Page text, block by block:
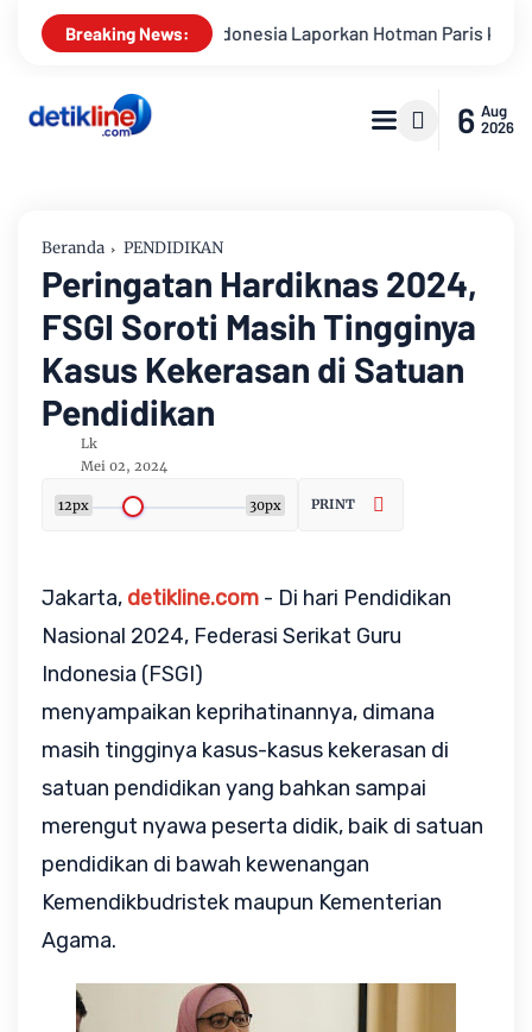
Breaking News:
Laporkan Hotman Paris ke Polda Metro Jaya Terkait
6 Aug
2026
Beranda PENDIDIKAN
Peringatan Hardiknas 2024,
FSGI Soroti Masih Tingginya
Kasus Kekerasan di Satuan
Pendidikan
Lk
Mei 02, 2024
12px 30px PRINT
Jakarta, detikline.com - Di hari Pendidikan
Nasional 2024, Federasi Serikat Guru
Indonesia (FSGI)
menyampaikan keprihatinannya, dimana
masih tingginya kasus-kasus kekerasan di
satuan pendidikan yang bahkan sampai
merengut nyawa peserta didik, baik di satuan
pendidikan di bawah kewenangan
Kemendikbudristek maupun Kementerian
Agama.